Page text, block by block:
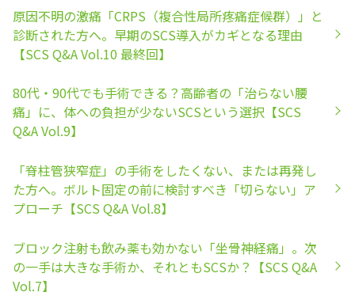
原因不明の激痛「CRPS（複合性局所疼痛症候群）」と
診断された方へ。早期のSCS導入がカギとなる理由
【SCS Q&A Vol.10 最終回】
80代・90代でも手術できる？高齢者の「治らない腰
痛」に、体への負担が少ないSCSという選択【SCS
Q&A Vol.9】
「脊柱管狭窄症」の手術をしたくない、または再発し
た方へ。ボルト固定の前に検討すべき「切らない」ア
プローチ【SCS Q&A Vol.8】
ブロック注射も飲み薬も効かない「坐骨神経痛」。次
の一手は大きな手術か、それともSCSか？【SCS Q&A
Vol.7】